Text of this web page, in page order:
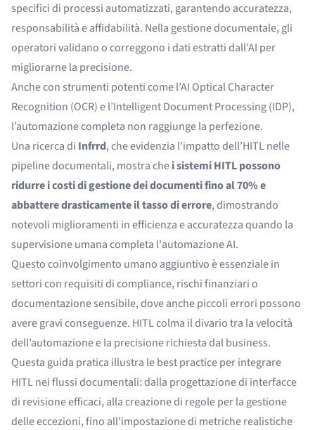
specifici di processi automatizzati, garantendo accuratezza,
responsabilità e affidabilità. Nella gestione documentale, gli
operatori validano o correggono i dati estratti dall’AI per
migliorarne la precisione.
Anche con strumenti potenti come l’AI Optical Character
Recognition (OCR) e l’Intelligent Document Processing (IDP),
l’automazione completa non raggiunge la perfezione.
Una ricerca di Infrrd, che evidenzia l'impatto dell’HITL nelle
pipeline documentali, mostra chei sistemi HITL possono
ridurre i costi di gestione dei documenti fino al 70% e
abbattere drasticamente il tasso di errore, dimostrando
notevoli miglioramenti in efficienza e accuratezza quando la
supervisione umana completa l'automazione AI.
Questo coinvolgimento umano aggiuntivo è essenziale in
settori con requisiti di compliance, rischi finanziari o
documentazione sensibile, dove anche piccoli errori possono
avere gravi conseguenze. HITL colma il divario tra la velocità
dell’automazione e la precisione richiesta dal business.
Questa guida pratica illustra le best practice per integrare
HITL nei flussi documentali: dalla progettazione di interfacce
di revisione efficaci, alla creazione di regole per la gestione
delle eccezioni, fino all’impostazione di metriche realistiche